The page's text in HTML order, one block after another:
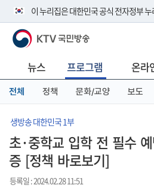
이 누리집은 대한민국 공식 전자정부
공식 누리집 주소 확인하기
니다.
이밖에 or.kr 또는 .kr등 다른 도메인 주
서 도메인 주소를 확인해 보세요
KTV 국민방송
뉴스 프로그램 온라
전체 정책 문화/교양 보도
생방송 대한민국 1부
초·중학교 입학 전 필수
증 [정책 바로보기]
등록일 : 2024.02.28 11:51